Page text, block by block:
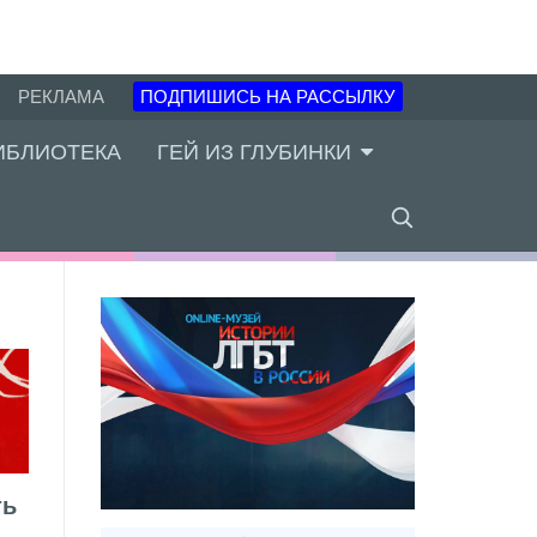
РЕКЛАМА ПОДПИШИСЬ НА РАССЫЛКУ
ГЕЙ ИЗ ГЛУБИНКИ